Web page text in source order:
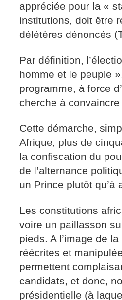
appréciée pour la «
institutions, doit être
délétères dénoncés
Par définition,
homme et le peuple
programme, à force
cherche à
Cette démarche,
Afrique, plus de
la confiscation du
de l’alternance
un Prince plutôt
Les constitutions
voire un paillasson
pieds. A l’image de
réécrites et
permettent
candidats, et donc,
présidentielle (à